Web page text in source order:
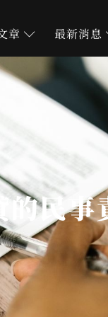
章 最新消息
民事